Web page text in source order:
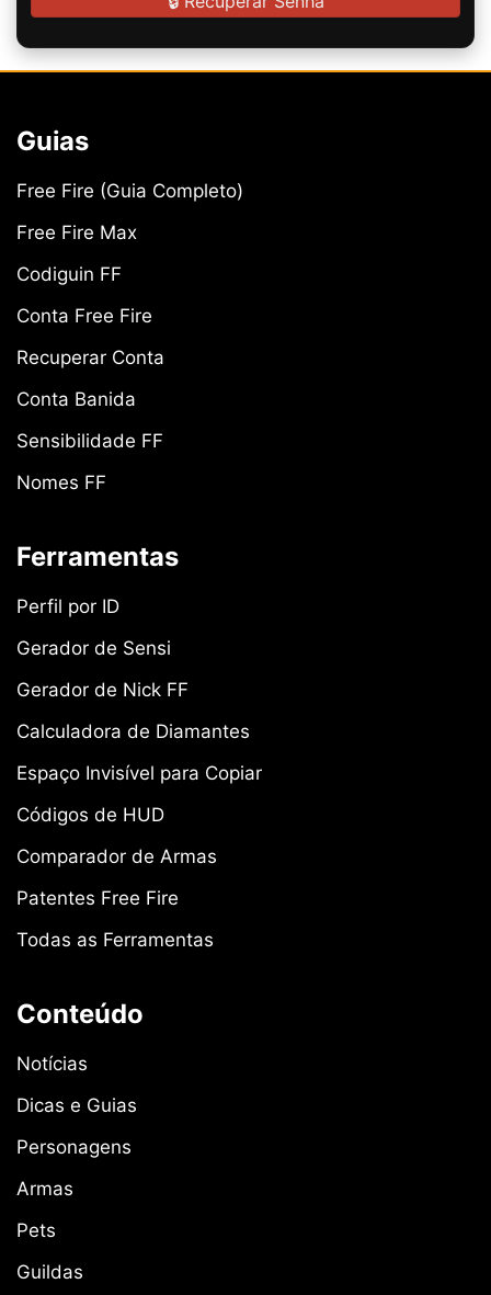
Guias
Free Fire (Guia Completo)
Free Fire Max
Codiguin FF
Conta Free Fire
Recuperar Conta
Conta Banida
Sensibilidade FF
Nomes FF
Ferramentas
Perfil por ID
Gerador de Sensi
Gerador de Nick FF
Calculadora de Diamantes
Espaço Invisível para Copiar
Códigos de HUD
Comparador de Armas
Patentes Free Fire
Todas as Ferramentas
Conteúdo
Notícias
Dicas e Guias
Personagens
Armas
Pets
Guildas